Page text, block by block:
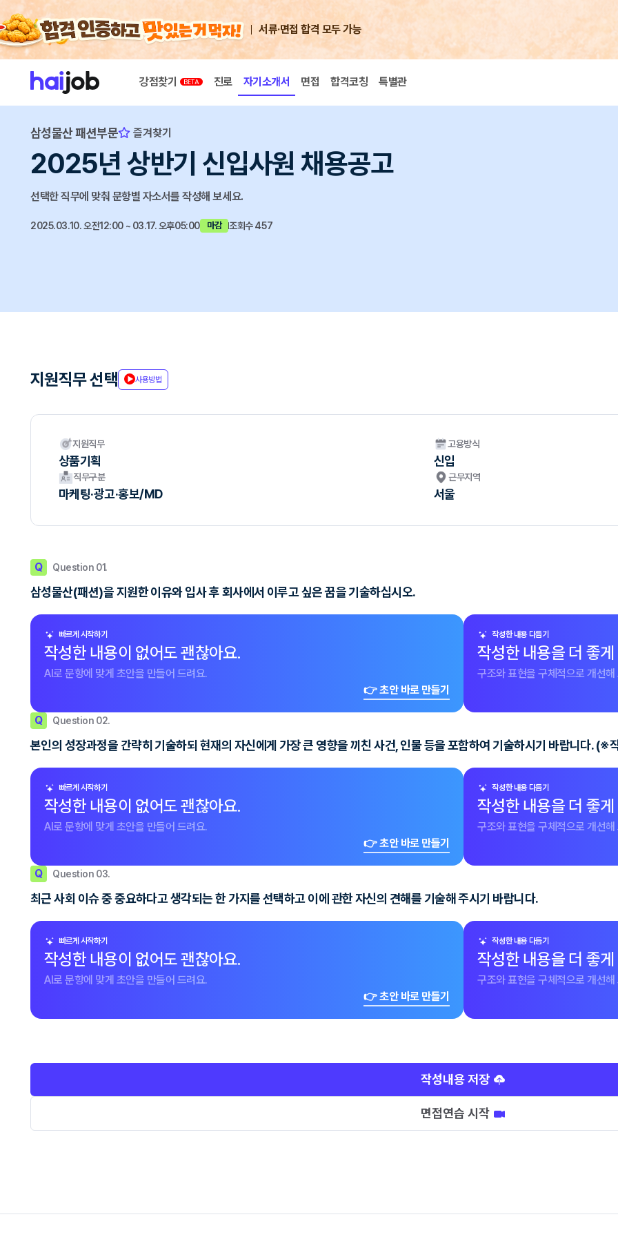
서류·면접 합격 모두 가능
강점찾기 진로 자기소개서 면접 합격코칭 특별관
삼성물산 패션부문 즐겨찾기
2025년 상반기 신입사원 채용공고
선택한 직무에 맞춰 문항별 자소서를 작성해 보세요.
2025.03.10. 오전12:00 ~ 03.17. 오후05:00 마감 조회수 457
지원직무 선택 사용방법
지원직무
상품기획
고용방식
신입
직무구분
마케팅·광고·홍보/MD
근무지역
서울
Q Question 01.
삼성물산(패션)을 지원한 이유와 입사 후 회사에서 이루고 싶은 꿈을 기술하십시오.
빠르게 시작하기
작성한 내용이 없어도 괜찮아요.
AI로 문항에 맞게 초안을 만들어 드려요.
👉 초안 바로 만들기
작성한 내용 다듬기
작성한 내용을 더 좋
구조와 표현을 구체적으로 개선해
Q Question 02.
본인의 성장과정을 간략히 기술하되 현재의 자신에게 가장 큰 영향을 끼친 사건, 인물 등을 포함하여 기술하시기 바랍니다. (※
빠르게 시작하기
작성한 내용이 없어도 괜찮아요.
AI로 문항에 맞게 초안을 만들어 드려요.
👉 초안 바로 만들기
작성한 내용 다듬기
작성한 내용을 더 좋
구조와 표현을 구체적으로 개선해
Q Question 03.
최근 사회 이슈 중 중요하다고 생각되는 한 가지를 선택하고 이에 관한 자신의 견해를 기술해 주시기 바랍니다.
빠르게 시작하기
작성한 내용이 없어도 괜찮아요.
AI로 문항에 맞게 초안을 만들어 드려요.
👉 초안 바로 만들기
작성한 내용 다듬기
작성한 내용을 더 좋
구조와 표현을 구체적으로 개선해
작성내용 저장
면접연습 시작